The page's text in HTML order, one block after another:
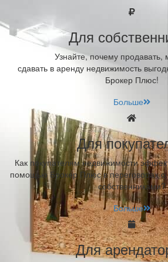
Для
Узнайте, почему продавать,
сдавать в аренду недвижимость
Брокер Плюс!
Больше
Для
Как покупателям недвижимости
помощью Брокер Плюс в переговорах о
собственниками?
Больше
Для